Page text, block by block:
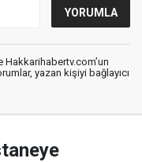
Hakkarihabertv.com’un
yazan kişiyi bağlayıcı